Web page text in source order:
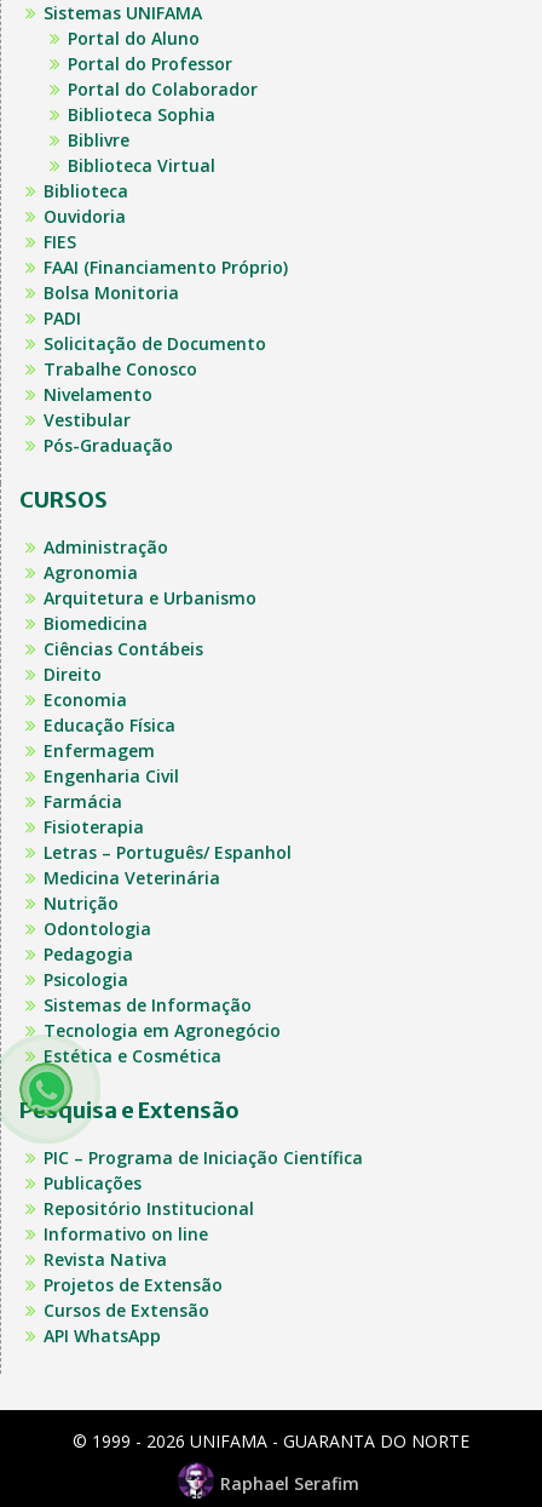
Sistemas UNIFAMA
Portal do Aluno
Portal do Professor
Portal do Colaborador
Biblioteca Sophia
Biblivre
Biblioteca Virtual
Biblioteca
Ouvidoria
FIES
FAAI (Financiamento Próprio)
Bolsa Monitoria
PADI
Solicitação de Documento
Trabalhe Conosco
Nivelamento
Vestibular
Pós-Graduação
CURSOS
Administração
Agronomia
Arquitetura e Urbanismo
Biomedicina
Ciências Contábeis
Direito
Economia
Educação Física
Enfermagem
Engenharia Civil
Farmácia
Fisioterapia
Letras – Português/ Espanhol
Medicina Veterinária
Nutrição
Odontologia
Pedagogia
Psicologia
Sistemas de Informação
Tecnologia em Agronegócio
Estética e Cosmética
Pesquisa e Extensão
PIC – Programa de Iniciação Científica
Publicações
Repositório Institucional
Informativo on line
Revista Nativa
Projetos de Extensão
Cursos de Extensão
API WhatsApp
© 1999 - 2026 UNIFAMA - GUARANTA DO NORTE
Raphael Serafim